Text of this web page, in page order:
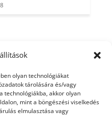
olyan technológiákat
tárolására és/vagy
technológiákba, akkor olyan
mint a böngészési viselkedés
elmulasztása vagy